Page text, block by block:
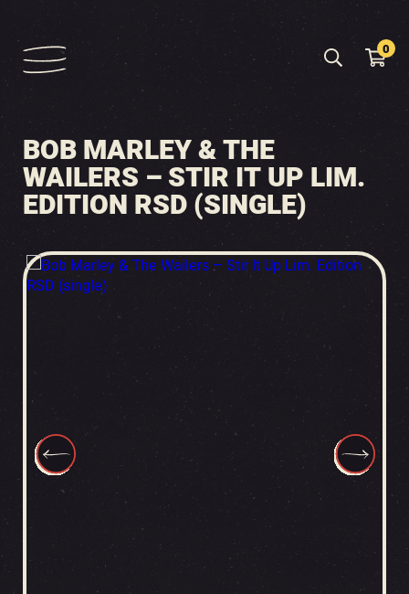
0
BOB MARLEY & THE
WAILERS – STIR IT UP LIM.
EDITION RSD (SINGLE)